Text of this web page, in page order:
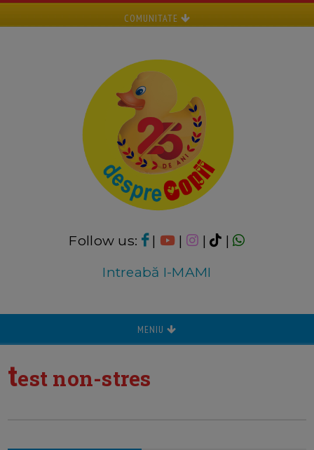
COMUNITATE
Follow us: | | |
|
Intreabă I-MAMI
MENIU
test non-stres